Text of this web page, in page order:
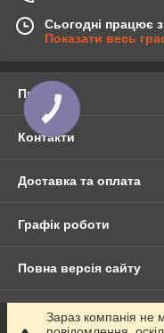
Сьогодні працює
Показати весь
Про нас
Контакти
Доставка та оплата
Графік роботи
Повна версія сайту
Сайт створено на
Зараз компанія не
КНОПКА
ЗВ'ЯЗКУ